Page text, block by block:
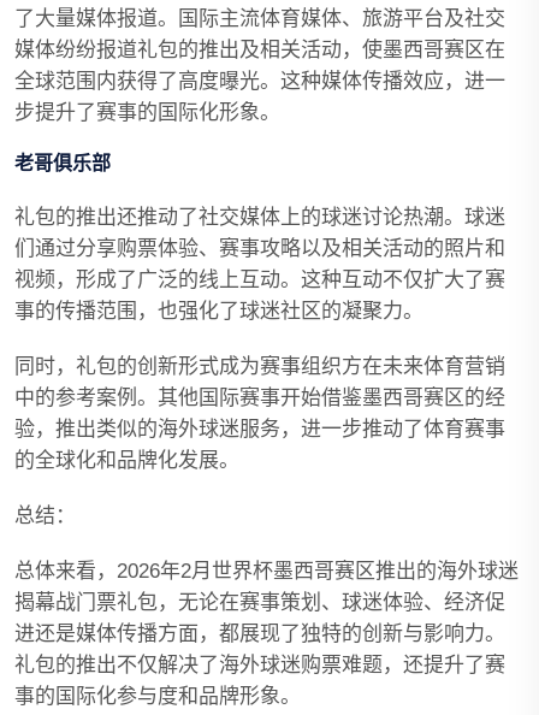
了大量媒体报道。国际主流体育媒体、旅游平台及社交
媒体纷纷报道礼包的推出及相关活动，使墨西哥赛区在
全球范围内获得了高度曝光。这种媒体传播效应，进一
步提升了赛事的国际化形象。
老哥俱乐部
礼包的推出还推动了社交媒体上的球迷讨论热潮。球迷
们通过分享购票体验、赛事攻略以及相关活动的照片和
视频，形成了广泛的线上互动。这种互动不仅扩大了赛
事的传播范围，也强化了球迷社区的凝聚力。
同时，礼包的创新形式成为赛事组织方在未来体育营销
中的参考案例。其他国际赛事开始借鉴墨西哥赛区的经
验，推出类似的海外球迷服务，进一步推动了体育赛事
的全球化和品牌化发展。
总结：
总体来看，2026年2月世界杯墨西哥赛区推出的海外球迷
揭幕战门票礼包，无论在赛事策划、球迷体验、经济促
进还是媒体传播方面，都展现了独特的创新与影响力。
礼包的推出不仅解决了海外球迷购票难题，还提升了赛
事的国际化参与度和品牌形象。